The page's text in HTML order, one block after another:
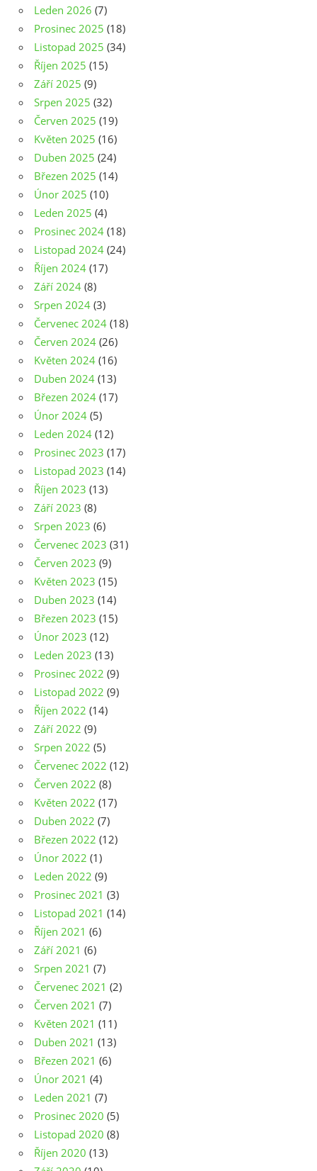
Leden 2026 (7)
Prosinec 2025 (18)
Listopad 2025 (34)
Říjen 2025 (15)
Září 2025 (9)
Srpen 2025 (32)
Červen 2025 (19)
Květen 2025 (16)
Duben 2025 (24)
Březen 2025 (14)
Únor 2025 (10)
Leden 2025 (4)
Prosinec 2024 (18)
Listopad 2024 (24)
Říjen 2024 (17)
Září 2024 (8)
Srpen 2024 (3)
Červenec 2024 (18)
Červen 2024 (26)
Květen 2024 (16)
Duben 2024 (13)
Březen 2024 (17)
Únor 2024 (5)
Leden 2024 (12)
Prosinec 2023 (17)
Listopad 2023 (14)
Říjen 2023 (13)
Září 2023 (8)
Srpen 2023 (6)
Červenec 2023 (31)
Červen 2023 (9)
Květen 2023 (15)
Duben 2023 (14)
Březen 2023 (15)
Únor 2023 (12)
Leden 2023 (13)
Prosinec 2022 (9)
Listopad 2022 (9)
Říjen 2022 (14)
Září 2022 (9)
Srpen 2022 (5)
Červenec 2022 (12)
Červen 2022 (8)
Květen 2022 (17)
Duben 2022 (7)
Březen 2022 (12)
Únor 2022 (1)
Leden 2022 (9)
Prosinec 2021 (3)
Listopad 2021 (14)
Říjen 2021 (6)
Září 2021 (6)
Srpen 2021 (7)
Červenec 2021 (2)
Červen 2021 (7)
Květen 2021 (11)
Duben 2021 (13)
Březen 2021 (6)
Únor 2021 (4)
Leden 2021 (7)
Prosinec 2020 (5)
Listopad 2020 (8)
Říjen 2020 (13)